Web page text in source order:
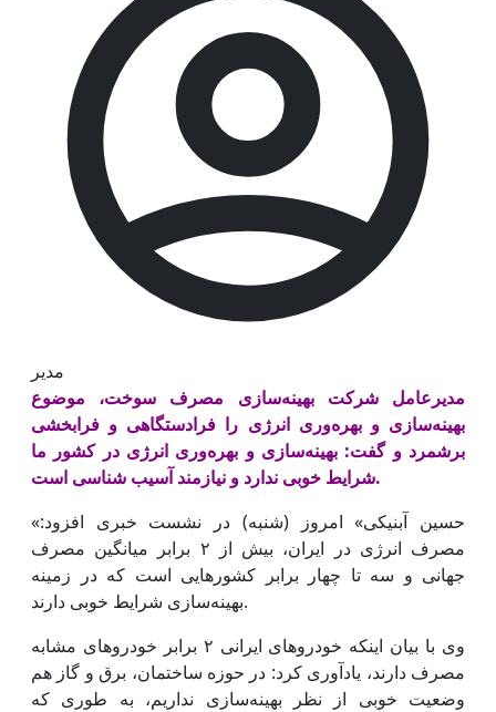
مدیر
مدیرعامل شرکت بهینه‌سازی مصرف سوخت، موضوع
بهینه‌سازی و بهره‌وری انرژی را فرادستگاهی و فرابخشی
برشمرد و گفت: بهینه‌سازی و بهره‌وری انرژی در کشور ما
شرایط خوبی ندارد و نیازمند آسیب شناسی است.
«حسین آبنیکی» امروز (شنبه) در نشست خبری افزود:
مصرف انرژی در ایران، بیش از ۲ برابر میانگین مصرف
جهانی و سه تا چهار برابر کشورهایی است که در زمینه
بهینه‌سازی شرایط خوبی دارند.
وی با بیان اینکه خودروهای ایرانی ۲ برابر خودروهای مشابه
مصرف دارند، یادآوری کرد: در حوزه ساختمان، برق و گاز هم
وضعیت خوبی از نظر بهینه‌سازی نداریم، به طوری که